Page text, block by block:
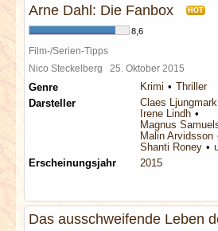
Arne Dahl: Die Fanbox HOT
8,6
Film-/Serien-Tipps
Nico Steckelberg 25. Oktober 2015
Genre Krimi
Thriller
Darsteller
Claes Ljungmark
Irene Lindh
Magnus
Malin Arvidsson
Shanti Roney
Erscheinungsjahr
2015
Das ausschweifende Leben